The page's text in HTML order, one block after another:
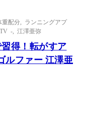
重配分
ランニングアプ
- 江澤亜弥
得！転がすア
ルファー 江澤亜